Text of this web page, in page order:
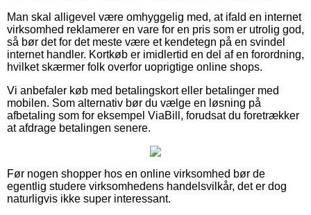
Man skal alligevel være omhyggelig med, at ifald en internet
virksomhed reklamerer en vare for en pris som er utrolig god,
så bør det for det meste være et kendetegn på en svindel
internet handler. Kortkøb er imidlertid en del af en forordning,
hvilket skærmer folk overfor uoprigtige online shops.
Vi anbefaler køb med betalingskort eller betalinger med
mobilen. Som alternativ bør du vælge en løsning på
afbetaling som for eksempel ViaBill, forudsat du foretrækker
at afdrage betalingen senere.
Før nogen shopper hos en online virksomhed bør de
egentlig studere virksomhedens handelsvilkår, det er dog
naturligvis ikke super interessant.